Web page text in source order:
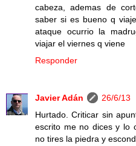
cabeza, ademas de
saber si es bueno q
ataque ocurrio la
viajar el viernes q viene
Responder
Javier Adán
26/6/13
Hurtado. Criticar sin
escrito me no dices y lo
no tires la piedra y